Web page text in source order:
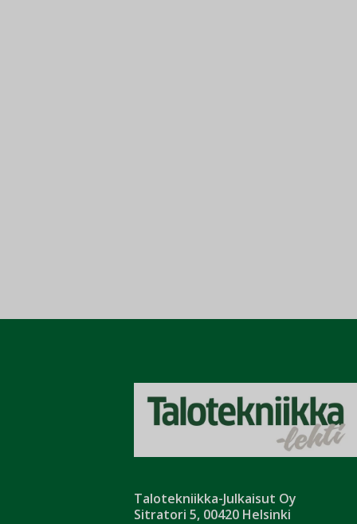
Talotekniikka-Julkaisut Oy
Sitratori 5, 00420 Helsinki